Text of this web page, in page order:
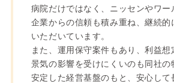
病院だけではなく、ニッセンやワー
企業からの信頼も積み重ね、継続的
いただいています。
また、運用保守案件もあり、利益想
景気の影響を受けにくいのも同社の
安定した経営基盤のもと、安心して